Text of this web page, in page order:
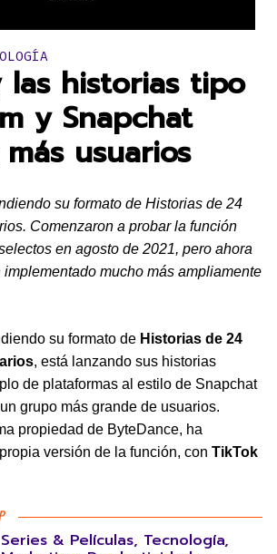
las historias tipo
y Snapchat
usuarios
su formato de Historias de 24
Comenzaron a probar la función
en agosto de 2021, pero ahora
mucho más ampliamente
su formato de Historias de 24
, está lanzando sus historias
de plataformas al estilo de Snapchat
grupo más grande de usuarios.
propiedad de ByteDance, ha
versión de la función, con TikTok
Series & Películas, Tecnología,